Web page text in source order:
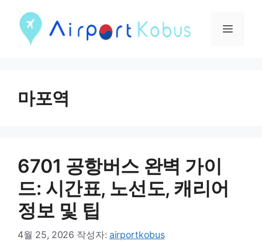
메
마포역
6701 공항버스 완벽 가이
드: 시간표, 노선도, 캐리어
정보 및 팁
4월 25, 2026 작성자: airportkobus